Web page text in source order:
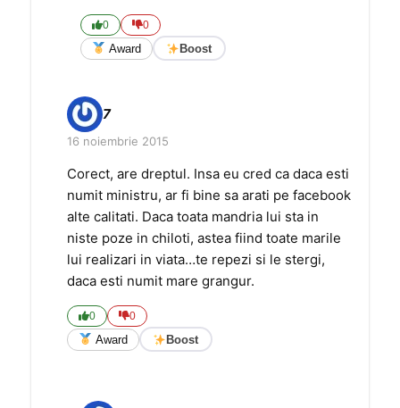
0 0
Award Boost
7
16 noiembrie 2015
Corect, are dreptul. Insa eu cred ca daca esti
numit ministru, ar fi bine sa arati pe facebook
alte calitati. Daca toata mandria lui sta in
niste poze in chiloti, astea fiind toate marile
lui realizari in viata…te repezi si le stergi,
daca esti numit mare grangur.
0 0
Award Boost